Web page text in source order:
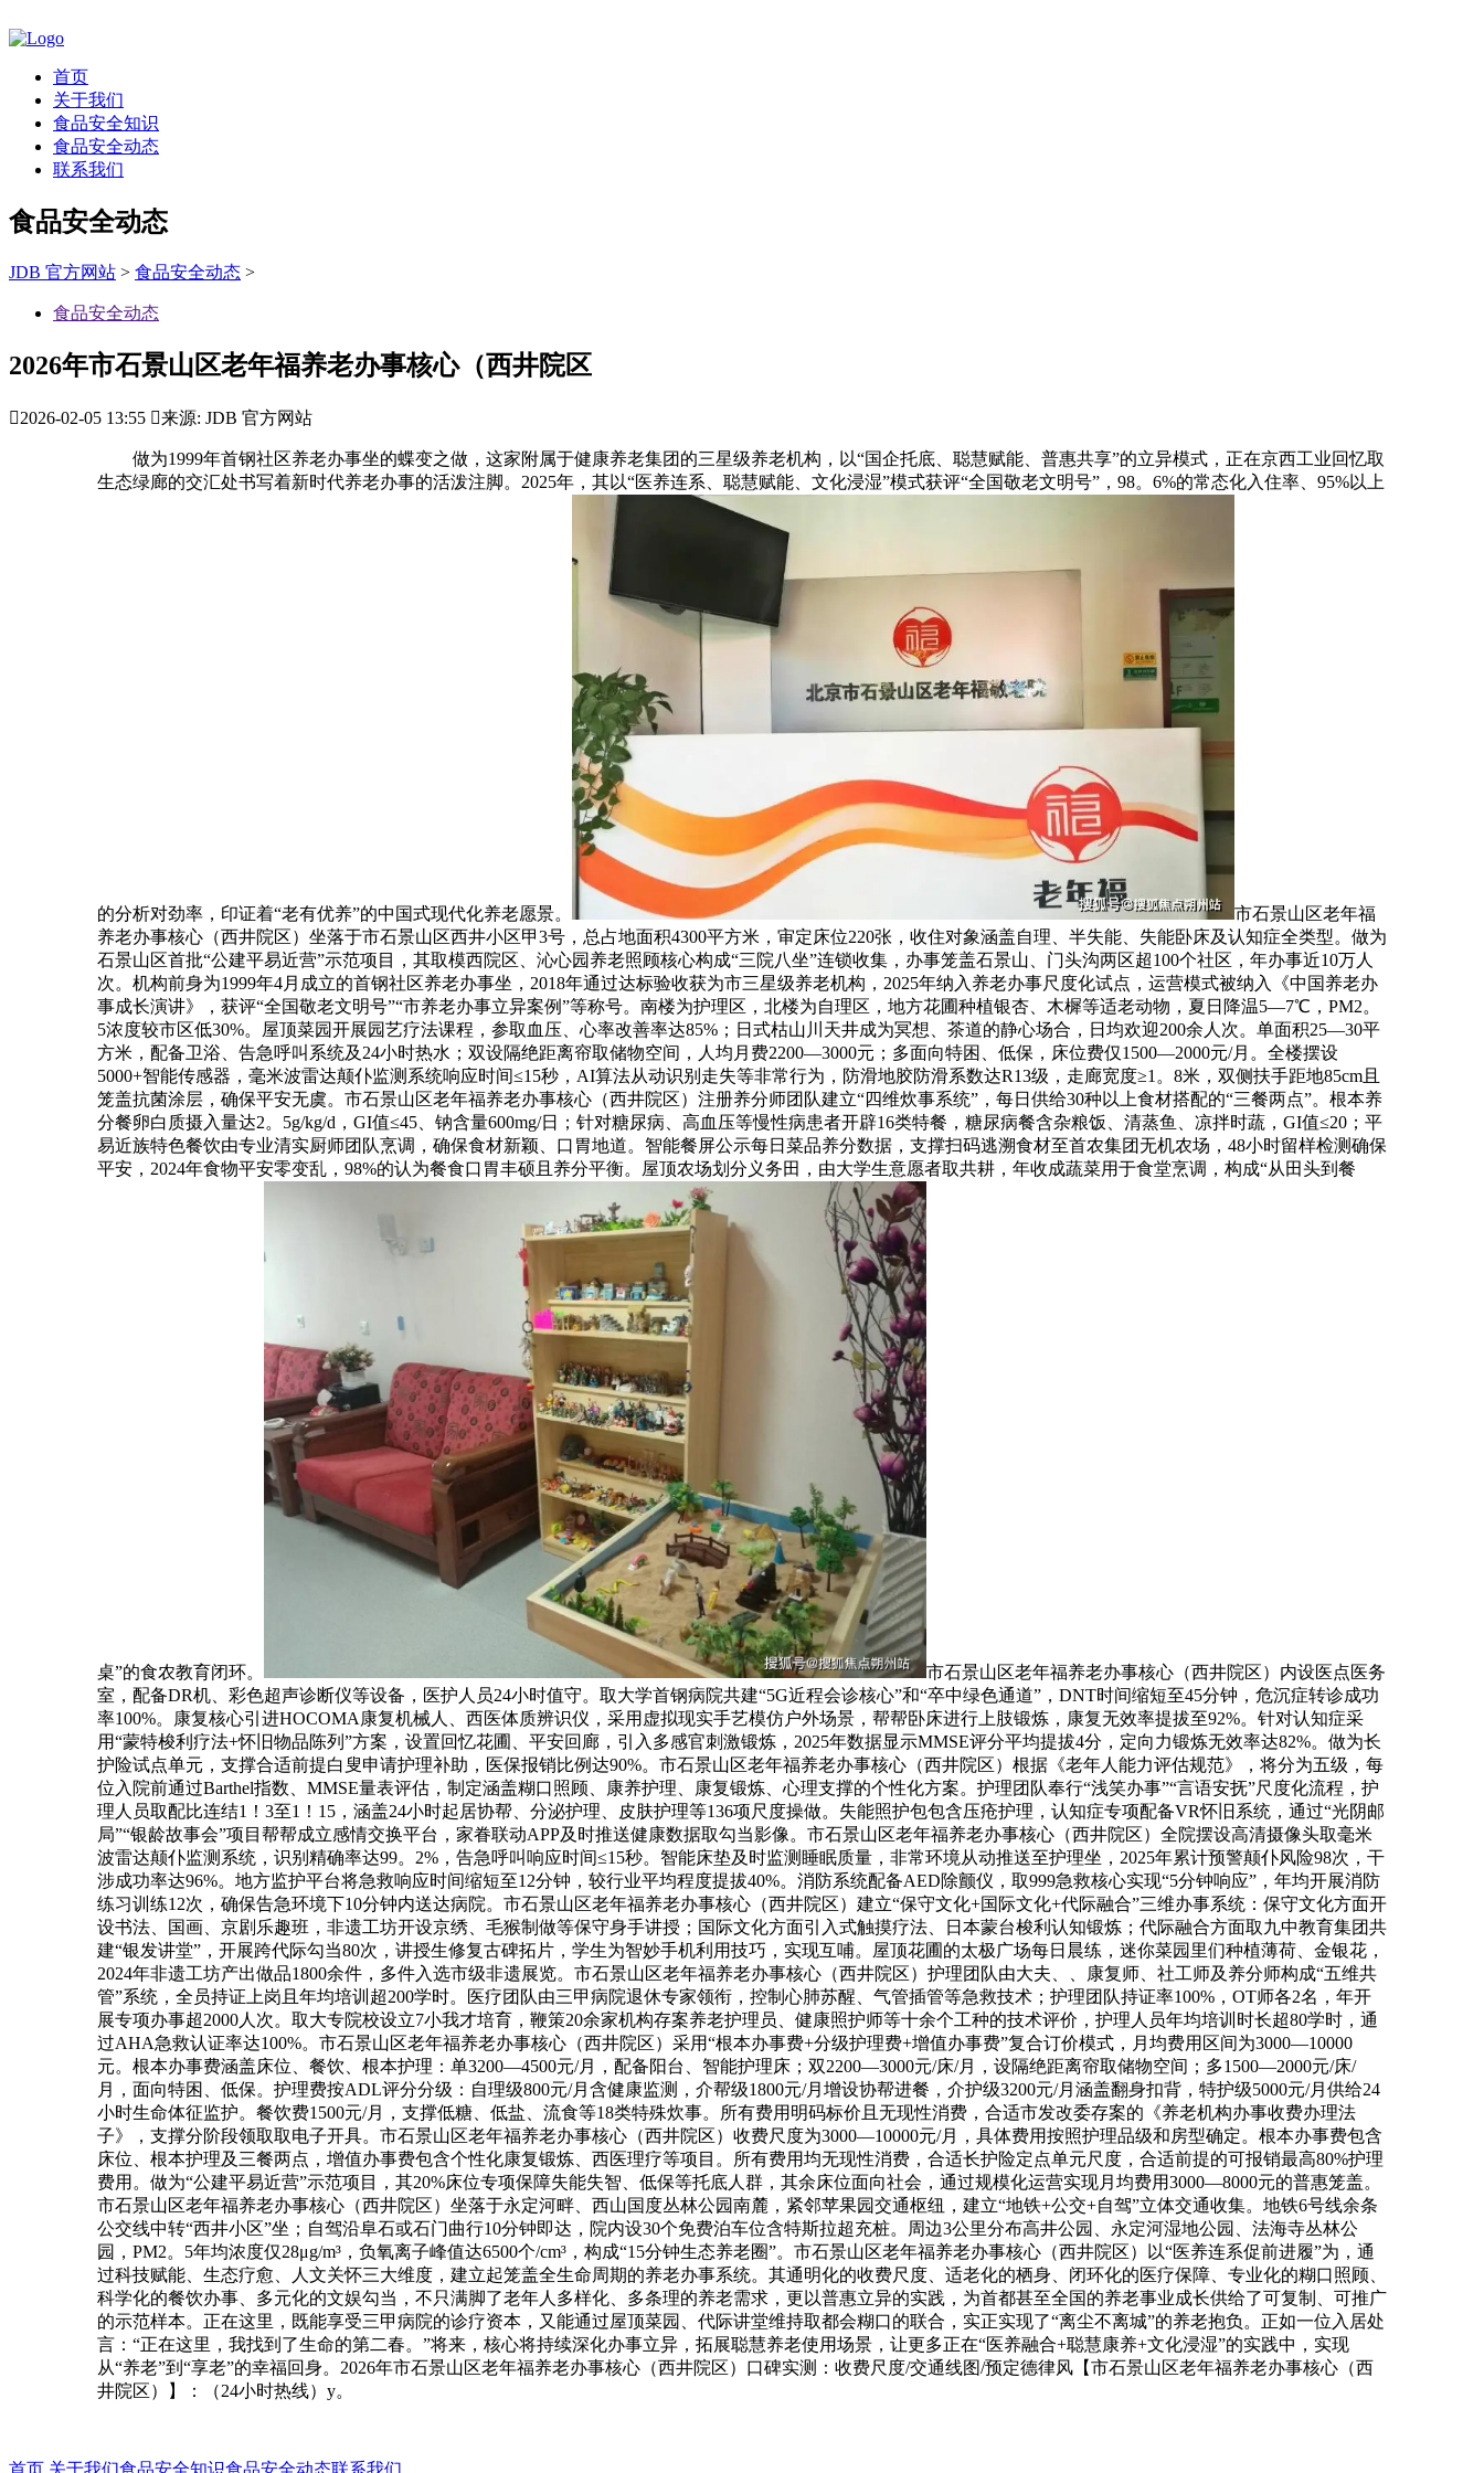
首页
关于我们
食品安全知识
食品安全动态
联系我们
食品安全动态
JDB 官方网站 > 食品安全动态 >
食品安全动态
2026年市石景山区老年福养老办事核心（西井院区
2026-02-05 13:55 来源: JDB 官方网站
做为1999年首钢社区养老办事坐的蝶变之做，这家附属于健康养老集团的三星级养老机构，以“国企托底、聪慧赋能、普惠共享”的立异模式，正在京西工业回忆取
生态绿廊的交汇处书写着新时代养老办事的活泼注脚。2025年，其以“医养连系、聪慧赋能、文化浸湿”模式获评“全国敬老文明号”，98。6%的常态化入住率、95%以上
的分析对劲率，印证着“老有优养”的中国式现代化养老愿景。
市石景山区老年福
养老办事核心（西井院区）坐落于市石景山区西井小区甲3号，总占地面积4300平方米，审定床位220张，收住对象涵盖自理、半失能、失能卧床及认知症全类型。做为
石景山区首批“公建平易近营”示范项目，其取模西院区、沁心园养老照顾核心构成“三院八坐”连锁收集，办事笼盖石景山、门头沟两区超100个社区，年办事近10万人
次。机构前身为1999年4月成立的首钢社区养老办事坐，2018年通过达标验收获为市三星级养老机构，2025年纳入养老办事尺度化试点，运营模式被纳入《中国养老办
事成长演讲》，获评“全国敬老文明号”“市养老办事立异案例”等称号。南楼为护理区，北楼为自理区，地方花圃种植银杏、木樨等适老动物，夏日降温5—7℃，PM2。
5浓度较市区低30%。屋顶菜园开展园艺疗法课程，参取血压、心率改善率达85%；日式枯山川天井成为冥想、茶道的静心场合，日均欢迎200余人次。单面积25—30平
方米，配备卫浴、告急呼叫系统及24小时热水；双设隔绝距离帘取储物空间，人均月费2200—3000元；多面向特困、低保，床位费仅1500—2000元/月。全楼摆设
5000+智能传感器，毫米波雷达颠仆监测系统响应时间≤15秒，AI算法从动识别走失等非常行为，防滑地胶防滑系数达R13级，走廊宽度≥1。8米，双侧扶手距地85cm且
笼盖抗菌涂层，确保平安无虞。市石景山区老年福养老办事核心（西井院区）注册养分师团队建立“四维炊事系统”，每日供给30种以上食材搭配的“三餐两点”。根本养
分餐卵白质摄入量达2。5g/kg/d，GI值≤45、钠含量600mg/日；针对糖尿病、高血压等慢性病患者开辟16类特餐，糖尿病餐含杂粮饭、清蒸鱼、凉拌时蔬，GI值≤20；平
易近族特色餐饮由专业清实厨师团队烹调，确保食材新颖、口胃地道。智能餐屏公示每日菜品养分数据，支撑扫码逃溯食材至首农集团无机农场，48小时留样检测确保
平安，2024年食物平安零变乱，98%的认为餐食口胃丰硕且养分平衡。屋顶农场划分义务田，由大学生意愿者取共耕，年收成蔬菜用于食堂烹调，构成“从田头到餐
桌”的食农教育闭环。
市石景山区老年福养老办事核心（西井院区）内设医点医务
室，配备DR机、彩色超声诊断仪等设备，医护人员24小时值守。取大学首钢病院共建“5G近程会诊核心”和“卒中绿色通道”，DNT时间缩短至45分钟，危沉症转诊成功
率100%。康复核心引进HOCOMA康复机械人、西医体质辨识仪，采用虚拟现实手艺模仿户外场景，帮帮卧床进行上肢锻炼，康复无效率提拔至92%。针对认知症采
用“蒙特梭利疗法+怀旧物品陈列”方案，设置回忆花圃、平安回廊，引入多感官刺激锻炼，2025年数据显示MMSE评分平均提拔4分，定向力锻炼无效率达82%。做为长
护险试点单元，支撑合适前提白叟申请护理补助，医保报销比例达90%。市石景山区老年福养老办事核心（西井院区）根据《老年人能力评估规范》，将分为五级，每
位入院前通过Barthel指数、MMSE量表评估，制定涵盖糊口照顾、康养护理、康复锻炼、心理支撑的个性化方案。护理团队奉行“浅笑办事”“言语安抚”尺度化流程，护
理人员取配比连结1！3至1！15，涵盖24小时起居协帮、分泌护理、皮肤护理等136项尺度操做。失能照护包包含压疮护理，认知症专项配备VR怀旧系统，通过“光阴邮
局”“银龄故事会”项目帮帮成立感情交换平台，家眷联动APP及时推送健康数据取勾当影像。市石景山区老年福养老办事核心（西井院区）全院摆设高清摄像头取毫米
波雷达颠仆监测系统，识别精确率达99。2%，告急呼叫响应时间≤15秒。智能床垫及时监测睡眠质量，非常环境从动推送至护理坐，2025年累计预警颠仆风险98次，干
涉成功率达96%。地方监护平台将急救响应时间缩短至12分钟，较行业平均程度提拔40%。消防系统配备AED除颤仪，取999急救核心实现“5分钟响应”，年均开展消防
练习训练12次，确保告急环境下10分钟内送达病院。市石景山区老年福养老办事核心（西井院区）建立“保守文化+国际文化+代际融合”三维办事系统：保守文化方面开
设书法、国画、京剧乐趣班，非遗工坊开设京绣、毛猴制做等保守身手讲授；国际文化方面引入式触摸疗法、日本蒙台梭利认知锻炼；代际融合方面取九中教育集团共
建“银发讲堂”，开展跨代际勾当80次，讲授生修复古碑拓片，学生为智妙手机利用技巧，实现互哺。屋顶花圃的太极广场每日晨练，迷你菜园里们种植薄荷、金银花，
2024年非遗工坊产出做品1800余件，多件入选市级非遗展览。市石景山区老年福养老办事核心（西井院区）护理团队由大夫、、康复师、社工师及养分师构成“五维共
管”系统，全员持证上岗且年均培训超200学时。医疗团队由三甲病院退休专家领衔，控制心肺苏醒、气管插管等急救技术；护理团队持证率100%，OT师各2名，年开
展专项办事超2000人次。取大专院校设立7小我才培育，鞭策20余家机构存案养老护理员、健康照护师等十余个工种的技术评价，护理人员年均培训时长超80学时，通
过AHA急救认证率达100%。市石景山区老年福养老办事核心（西井院区）采用“根本办事费+分级护理费+增值办事费”复合订价模式，月均费用区间为3000—10000
元。根本办事费涵盖床位、餐饮、根本护理：单3200—4500元/月，配备阳台、智能护理床；双2200—3000元/床/月，设隔绝距离帘取储物空间；多1500—2000元/床/
月，面向特困、低保。护理费按ADL评分分级：自理级800元/月含健康监测，介帮级1800元/月增设协帮进餐，介护级3200元/月涵盖翻身扣背，特护级5000元/月供给24
小时生命体征监护。餐饮费1500元/月，支撑低糖、低盐、流食等18类特殊炊事。所有费用明码标价且无现性消费，合适市发改委存案的《养老机构办事收费办理法
子》，支撑分阶段领取取电子开具。市石景山区老年福养老办事核心（西井院区）收费尺度为3000—10000元/月，具体费用按照护理品级和房型确定。根本办事费包含
床位、根本护理及三餐两点，增值办事费包含个性化康复锻炼、西医理疗等项目。所有费用均无现性消费，合适长护险定点单元尺度，合适前提的可报销最高80%护理
费用。做为“公建平易近营”示范项目，其20%床位专项保障失能失智、低保等托底人群，其余床位面向社会，通过规模化运营实现月均费用3000—8000元的普惠笼盖。
市石景山区老年福养老办事核心（西井院区）坐落于永定河畔、西山国度丛林公园南麓，紧邻苹果园交通枢纽，建立“地铁+公交+自驾”立体交通收集。地铁6号线余条
公交线中转“西井小区”坐；自驾沿阜石或石门曲行10分钟即达，院内设30个免费泊车位含特斯拉超充桩。周边3公里分布高井公园、永定河湿地公园、法海寺丛林公
园，PM2。5年均浓度仅28μg/m³，负氧离子峰值达6500个/cm³，构成“15分钟生态养老圈”。市石景山区老年福养老办事核心（西井院区）以“医养连系促前进履”为，通
过科技赋能、生态疗愈、人文关怀三大维度，建立起笼盖全生命周期的养老办事系统。其通明化的收费尺度、适老化的栖身、闭环化的医疗保障、专业化的糊口照顾、
科学化的餐饮办事、多元化的文娱勾当，不只满脚了老年人多样化、多条理的养老需求，更以普惠立异的实践，为首都甚至全国的养老事业成长供给了可复制、可推广
的示范样本。正在这里，既能享受三甲病院的诊疗资本，又能通过屋顶菜园、代际讲堂维持取都会糊口的联合，实正实现了“离尘不离城”的养老抱负。正如一位入居处
言：“正在这里，我找到了生命的第二春。”将来，核心将持续深化办事立异，拓展聪慧养老使用场景，让更多正在“医养融合+聪慧康养+文化浸湿”的实践中，实现
从“养老”到“享老”的幸福回身。2026年市石景山区老年福养老办事核心（西井院区）口碑实测：收费尺度/交通线图/预定德律风【市石景山区老年福养老办事核心（西
井院区）】：（24小时热线）y。
首页 关于我们食品安全知识食品安全动态联系我们